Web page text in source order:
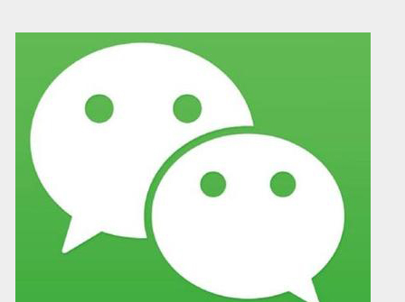
可信网站信用评 网络警察提醒你 诚信网站